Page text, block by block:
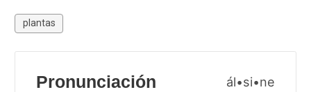
plantas
Pronunciación ál•si•ne